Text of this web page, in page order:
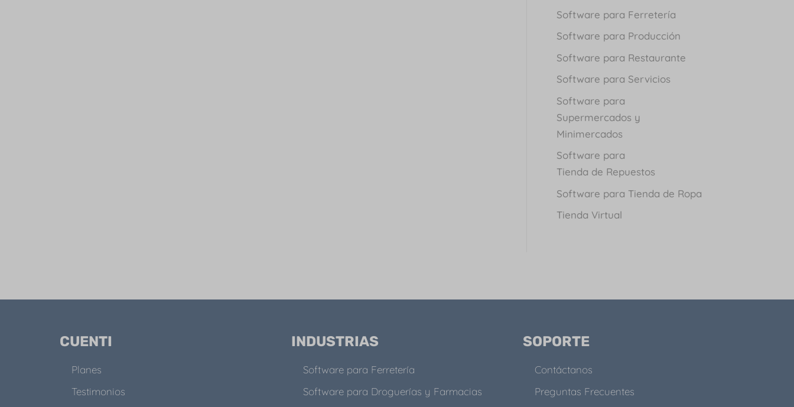
Software para Ferretería
Software para Producción
Software para Restaurante
Software para Servicios
Software para
Supermercados y
Minimercados
Software para
Tienda de Repuestos
Software para Tienda de Ropa
Tienda Virtual
CUENTI
Planes
Testimonios
INDUSTRIAS
Software para Ferretería
Software para Droguerías y Farmacias
SOPORTE
Contáctanos
Preguntas Frecuentes